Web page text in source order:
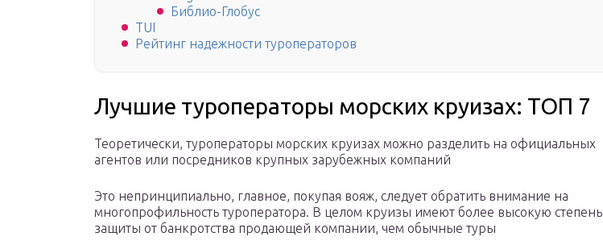
Библио-Глобус
TUI
Рейтинг надежности туроператоров
Лучшие туроператоры морских круизах: ТОП 7
Теоретически, туроператоры морских круизах можно разделить на официальных
агентов или посредников крупных зарубежных компаний
Это непринципиально, главное, покупая вояж, следует обратить внимание на
многопрофильность туроператора. В целом круизы имеют более высокую степень
защиты от банкротства продающей компании, чем обычные туры